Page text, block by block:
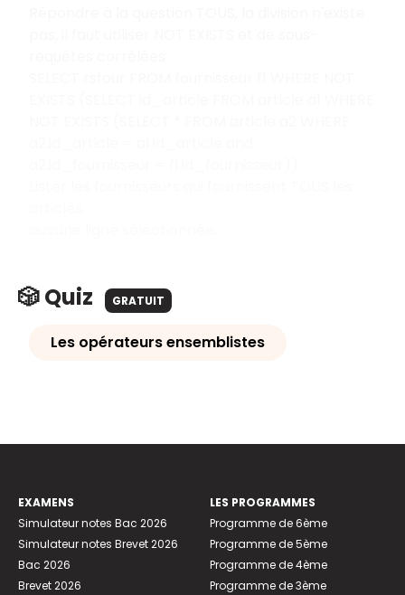
🎲 Quiz GRATUIT
Les opérateurs ensemblistes
EXAMENS
Simulateur notes Bac 2026
Simulateur notes Brevet 2026
Bac 2026
Brevet 2026
LES PROGRAMMES
Programme de 6ème
Programme de 5ème
Programme de 4ème
Programme de 3ème